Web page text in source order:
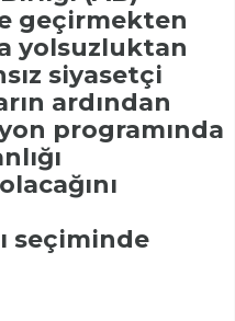
geçirmekten
yolsuzluktan
siyasetçi
ardından
programında
seçiminde